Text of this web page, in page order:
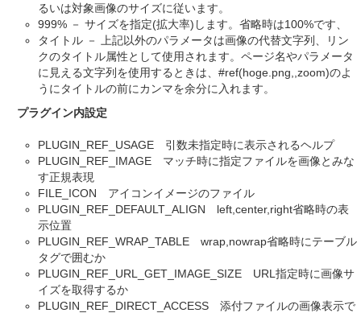
るいは対象画像のサイズに従います。
999% － サイズを指定(拡大率)します。省略時は100%です、
タイトル － 上記以外のパラメータは画像の代替文字列、リン
クのタイトル属性として使用されます。ページ名やパラメータ
に見える文字列を使用するときは、#ref(hoge.png,,zoom)のよ
うにタイトルの前にカンマを余分に入れます。
プラグイン内設定
PLUGIN_REF_USAGE 引数未指定時に表示されるヘルプ
PLUGIN_REF_IMAGE マッチ時に指定ファイルを画像とみな
す正規表現
FILE_ICON アイコンイメージのファイル
PLUGIN_REF_DEFAULT_ALIGN left,center,right省略時の表
示位置
PLUGIN_REF_WRAP_TABLE wrap,nowrap省略時にテーブル
タグで囲むか
PLUGIN_REF_URL_GET_IMAGE_SIZE URL指定時に画像サ
イズを取得するか
PLUGIN_REF_DIRECT_ACCESS 添付ファイルの画像表示で